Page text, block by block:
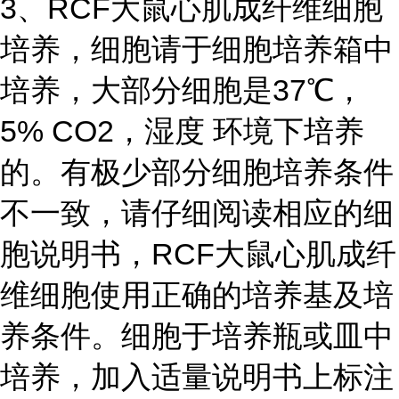
3、RCF大鼠心肌成纤维细胞
培养，细胞请于细胞培养箱中
培养，大部分细胞是37℃，
5% CO2，湿度 环境下培养
的。有极少部分细胞培养条件
不一致，请仔细阅读相应的细
胞说明书，RCF大鼠心肌成纤
维细胞使用正确的培养基及培
养条件。细胞于培养瓶或皿中
培养，加入适量说明书上标注